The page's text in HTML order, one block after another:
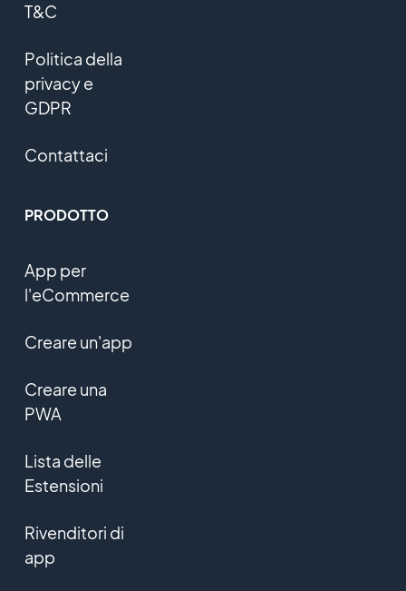
T&C
Politica della
privacy e
GDPR
Contattaci
PRODOTTO
App per
l'eCommerce
Creare un'app
Creare una
PWA
Lista delle
Estensioni
Rivenditori di
app